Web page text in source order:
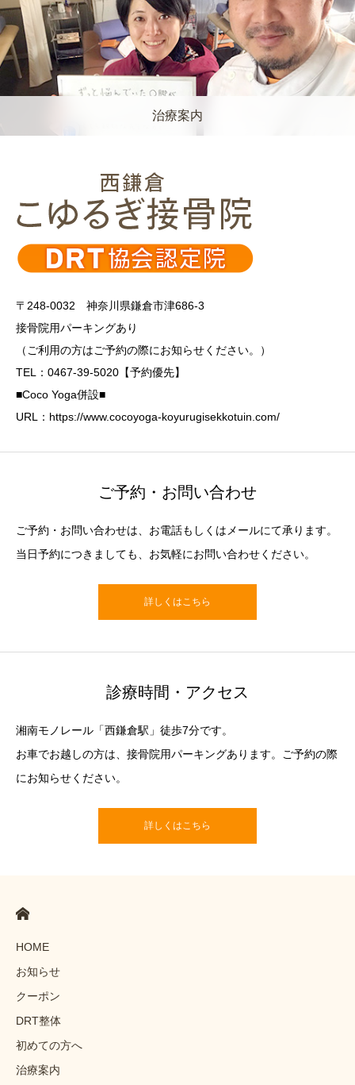
治療案内
〒248-0032 神奈川県鎌倉市津686-3
接骨院用パーキングあり
（ご利用の方はご予約の際にお知らせください。）
TEL：0467-39-5020【予約優先】
■Coco Yoga併設■
URL：https://www.cocoyoga-koyurugisekkotuin.com/
ご予約・お問い合わせ
ご予約・お問い合わせは、お電話もしくはメールにて承ります。
当日予約につきましても、お気軽にお問い合わせください。
詳しくはこちら
診療時間・アクセス
湘南モノレール「西鎌倉駅」徒歩7分です。
お車でお越しの方は、接骨院用パーキングあります。ご予約の際
にお知らせください。
詳しくはこちら
HOME
お知らせ
クーポン
DRT整体
初めての方へ
治療案内